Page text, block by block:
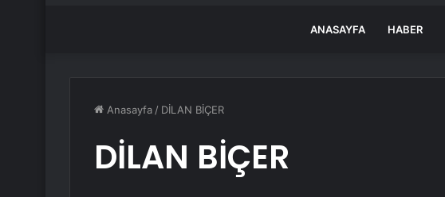
ANASAYFA HABER
Anasayfa / DİLAN BİÇER
DİLAN BİÇER